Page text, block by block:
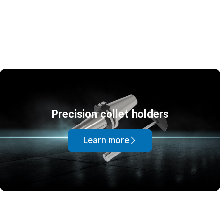
Precision collet holders
Learn more